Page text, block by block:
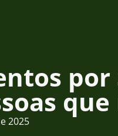
2025